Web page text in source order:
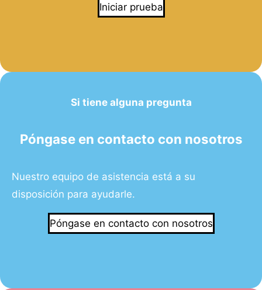
Iniciar prueba
Si tiene alguna pregunta
Póngase en contacto con nosotros
Nuestro equipo de asistencia está a su
disposición para ayudarle.
Póngase en contacto con nosotros